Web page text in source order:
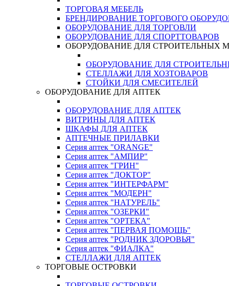
ТОРГОВАЯ МЕБЕЛЬ
БРЕНДИРОВАНИЕ ТОРГОВОГО
ОБОРУДОВАНИЕ ДЛЯ ТОРГОВЛИ
ОБОРУДОВАНИЕ ДЛЯ СПОРТТОВАРОВ
ОБОРУДОВАНИЕ ДЛЯ СТРОИТЕЛЬНЫХ
ОБОРУДОВАНИЕ ДЛЯ
СТЕЛЛАЖИ ДЛЯ ХОЗТОВАРОВ
СТОЙКИ ДЛЯ СМЕСИТЕЛЕЙ
ОБОРУДОВАНИЕ ДЛЯ АПТЕК
ОБОРУДОВАНИЕ ДЛЯ АПТЕК
ВИТРИНЫ ДЛЯ АПТЕК
ШКАФЫ ДЛЯ АПТЕК
АПТЕЧНЫЕ ПРИЛАВКИ
Серия аптек "ORANGE"
Серия аптек "АМПИР"
Серия аптек "ГРИН"
Серия аптек "ДОКТОР"
Серия аптек "ИНТЕРФАРМ"
Серия аптек "МОДЕРН"
Серия аптек "НАТУРЕЛЬ"
Серия аптек "ОЗЕРКИ"
Серия аптек "ОРТЕКА"
Серия аптек "ПЕРВАЯ ПОМОЩЬ"
Серия аптек "РОДНИК ЗДОРОВЬЯ"
Серия аптек "ФИАЛКА"
СТЕЛЛАЖИ ДЛЯ АПТЕК
ТОРГОВЫЕ ОСТРОВКИ